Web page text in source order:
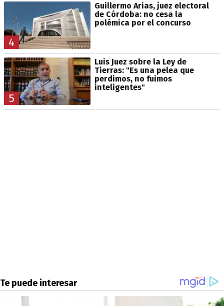
4
Guillermo Arias, juez electoral
de Córdoba: no cesa la
polémica por el concurso
5
Luis Juez sobre la Ley de
Tierras: "Es una pelea que
perdimos, no fuimos
inteligentes"